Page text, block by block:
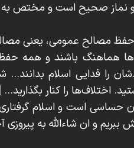
مصالح عمومی، یعنی
هماهنگ باشند و همه
فدایی اسلام بدانند...
را کنار بگذارید... [صحیفه
حساسی است و اسلام گرفتاری